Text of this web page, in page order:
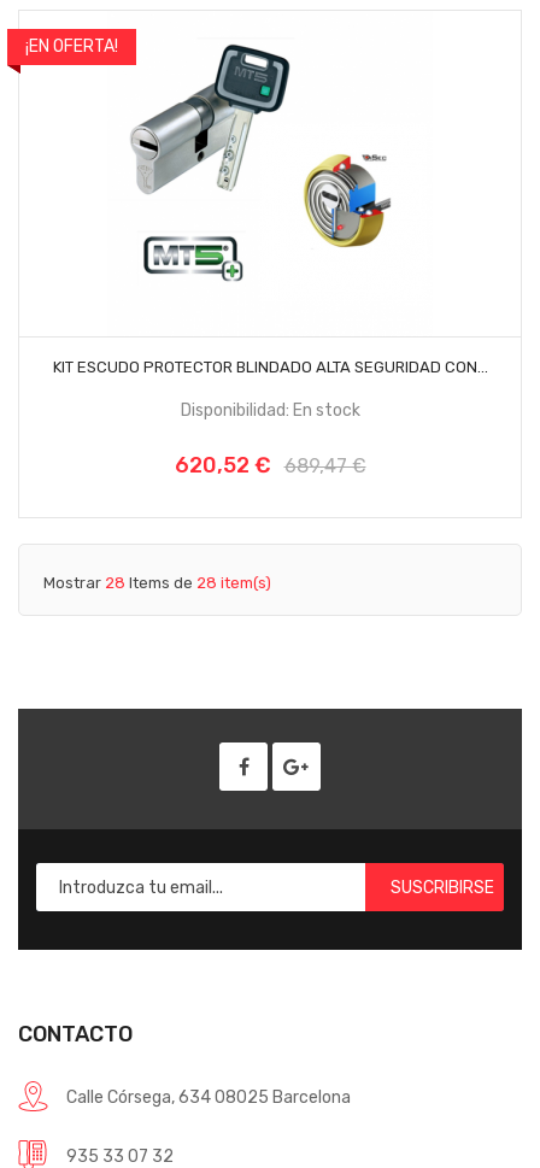
¡EN OFERTA!
-10%
AÑADIR AL CARRITO
KIT ESCUDO PROTECTOR BLINDADO ALTA SEGURIDAD CON...
Disponibilidad: En stock
Precio
620,52 €
Precio
689,47 €
Mostrar 28 Items de 28 item(s)
SUSCRIBIRSE
CONTACTO
Calle Córsega, 634 08025 Barcelona
935 33 07 32